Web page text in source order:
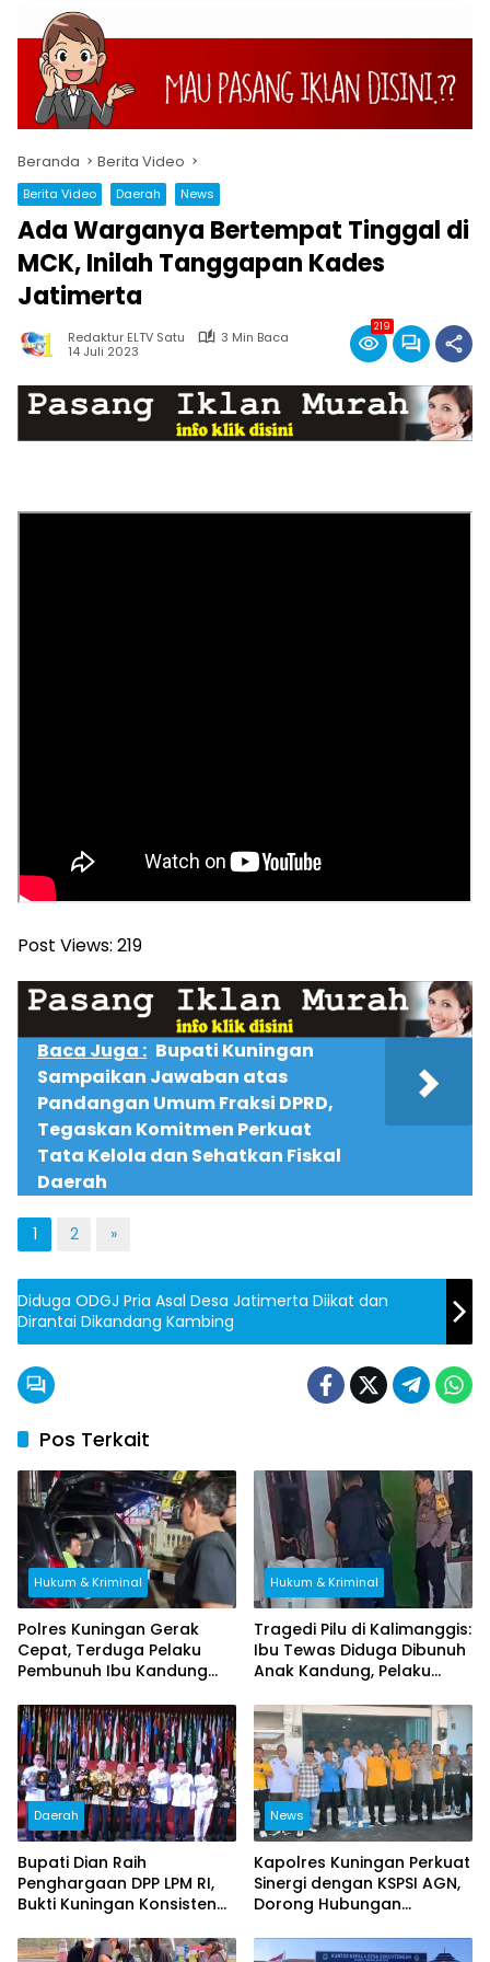
Beranda Berita Video
Berita Video Daerah News
Ada Warganya Bertempat Tinggal di
MCK, Inilah Tanggapan Kades
Jatimerta
Redaktur ELTV Satu
3 Min Baca
14 Juli 2023
219
Post Views: 219
Baca Juga : Bupati Kuningan
Sampaikan Jawaban atas
Pandangan Umum Fraksi DPRD,
Tegaskan Komitmen Perkuat
Tata Kelola dan Sehatkan Fiskal
Daerah
1 2 »
Diduga ODGJ Pria Asal Desa Jatimerta Diikat dan
Dirantai Dikandang Kambing
Pos Terkait
Hukum & Kriminal
Polres Kuningan Gerak
Cepat, Terduga Pelaku
Pembunuh Ibu Kandung
Hukum & Kriminal
Tragedi Pilu di Kalimanggis:
Ibu Tewas Diduga Dibunuh
Anak Kandung, Pelaku
Daerah
Bupati Dian Raih
Penghargaan DPP LPM RI,
Bukti Kuningan Konsisten
News
Kapolres Kuningan Perkuat
Sinergi dengan KSPSI AGN,
Dorong Hubungan